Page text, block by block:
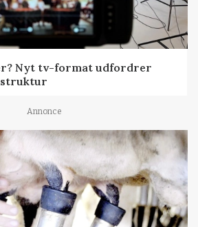
Nyt tv-format udfordrer
Annonce